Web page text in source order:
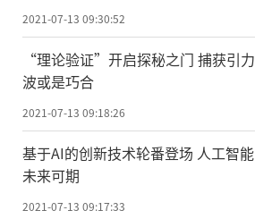
2021-07-13 09:30:52
“理论验证”开启探秘之门 捕获引力
波或是巧合
2021-07-13 09:18:26
基于AI的创新技术轮番登场 人工智能
未来可期
2021-07-13 09:17:33